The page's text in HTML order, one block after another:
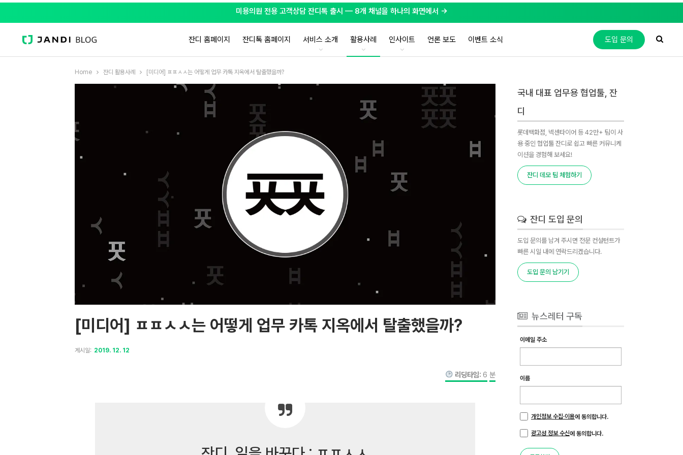
미용의원 전용 고객상담 잔디톡 출시 — 8개 채널을 하나의 화면에서 →
도입 문의
잔디 홈페이지 잔디톡 홈페이지 서비스 소개 활용사례 인사이트 언론 보도 이벤트 소식
Home 잔디 활용사례 [미디어] ㅍㅍㅅㅅ는 어떻게 업무 카톡 지옥에서 탈출했을까?
[미디어] ㅍㅍㅅㅅ는 어떻게 업무 카톡 지옥에서 탈출했을까?
게시일: 2019. 12. 12
리딩타임: 6 분
국내 대표 업무용 협업툴, 잔
디
롯데백화점, 넥센타이어 등 42만+ 팀이 사
용 중인 협업툴 잔디로 쉽고 빠른 커뮤니케
이션을 경험해 보세요!
잔디 데모 팀 체험하기
잔디 도입 문의
도입 문의를 남겨 주시면 전문 컨설턴트가
빠른 시일 내에 연락드리겠습니다.
도입 문의 남기기
뉴스레터 구독
이메일 주소
이름
개인정보 수집·이용에 동의합니다.
광고성 정보 수신에 동의합니다.